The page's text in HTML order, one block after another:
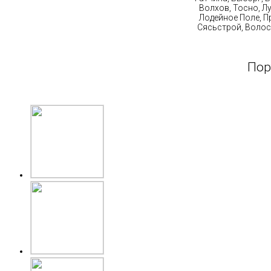
Волхов, Тосно,
Лодейное Поле,
Сясьстрой,